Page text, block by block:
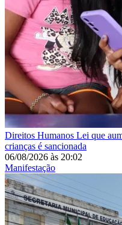
Direitos Humanos Lei que
crianças é sancionada
06/08/2026 às 20:02
Manifestação